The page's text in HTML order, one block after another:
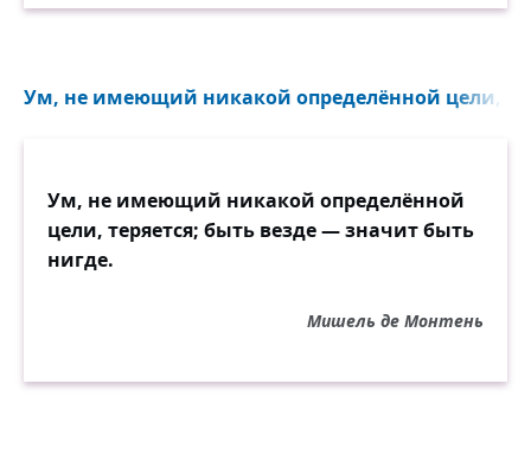
Ум, не имеющий никакой определённой цели,
Ум, не имеющий никакой определённой
цели, теряется; быть везде — значит быть
нигде.
Мишель де Монтень